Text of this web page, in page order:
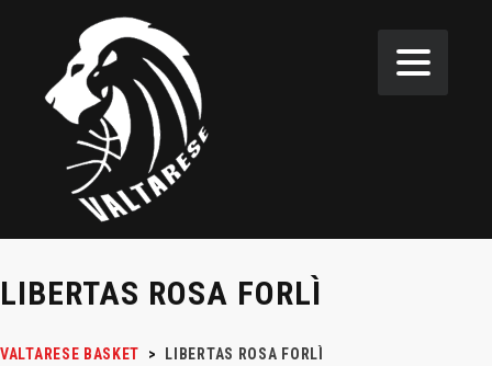
LIBERTAS ROSA FORLÌ
VALTARESE BASKET > LIBERTAS ROSA FORLÌ